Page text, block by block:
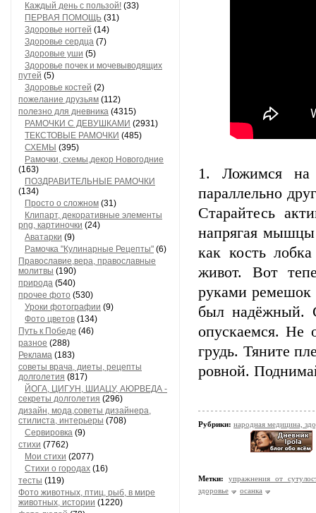
Каждый день с пользой! (33)
ПЕРВАЯ ПОМОЩЬ (31)
Здоровье ногтей (14)
Здоровье сердца (7)
Здоровые уши (5)
Здоровье почек и мочевыводящих
путей (5)
Здоровье костей (2)
пожелание друзьям (112)
полезно для дневника (4315)
РАМОЧКИ С ДЕВУШКАМИ (2931)
ТЕКСТОВЫЕ РАМОЧКИ (485)
СХЕМЫ (395)
Рамочки, схемы,декор Новогодние
(163)
ПОЗДРАВИТЕЛЬНЫЕ РАМОЧКИ
(134)
Просто о сложном (31)
Клипарт, декоративные элементы
png, картиночки (24)
Аватарки (9)
Рамочка "Кулинарные Рецепты" (6)
Православие,вера, православные
молитвы (190)
природа (540)
прочее фото (530)
Уроки фотографии (9)
Фото цветов (134)
Путь к Победе (46)
разное (288)
Реклама (183)
советы врача, диеты, рецепты
долголетия (817)
ЙОГА, ЦИГУН, ШИАЦУ, АЮРВЕДА -
секреты долголетия (296)
дизайн, мода,советы дизайнера,
стилиста, интерьеры (708)
Сервировка (9)
стихи (7762)
Мои стихи (2077)
Стихи о городах (16)
тесты (119)
Фото животных, птиц, рыб, в мире
животных, истории (1220)
1. Ложимся на
параллельно
Старайтесь
напрягая
как кость
живот. Вот
руками ремешок
был надёжный.
опускаемся. Не
грудь. Тяните
ровной.
Рубрики: народная медицина,
Метки:
упражнения от
здоровье
осанка